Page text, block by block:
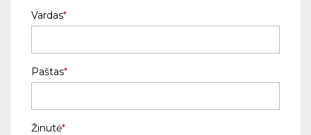
Vardas
Paštas
Žinutė